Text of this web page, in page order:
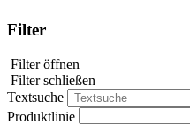
Filter
Filter öffnen
Filter schließen
Textsuche
Produktlinie